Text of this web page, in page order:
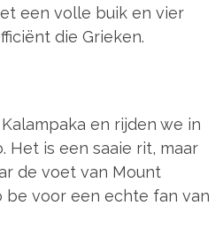
een volle buik en vier
die Grieken.
en rijden we in
Het is een saaie rit, maar
de voet van Mount
be voor een echte fan van